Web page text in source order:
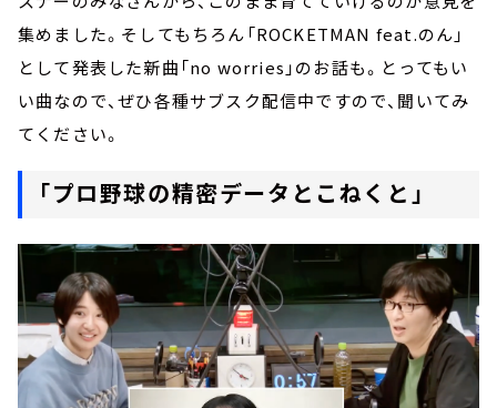
集めました。そしてもちろん「ROCKETMAN feat.のん」
として発表した新曲「no worries」のお話も。とってもい
い曲なので、ぜひ各種サブスク配信中ですので、聞いてみ
てください。
「プロ野球の精密データとこねくと」